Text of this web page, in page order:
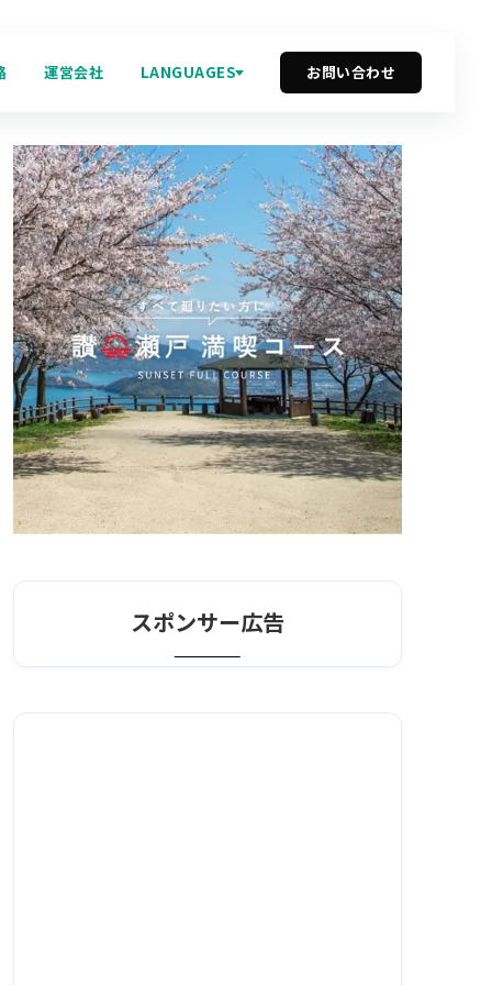
運営会社 LANGUAGES お問い合わせ
スポンサー広告